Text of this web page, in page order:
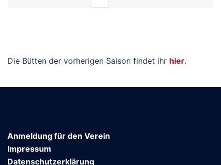
Die Bütten der vorherigen Saison findet ihr hier.
Anmeldung für den Verein
Impressum
Datenschutzerklärung